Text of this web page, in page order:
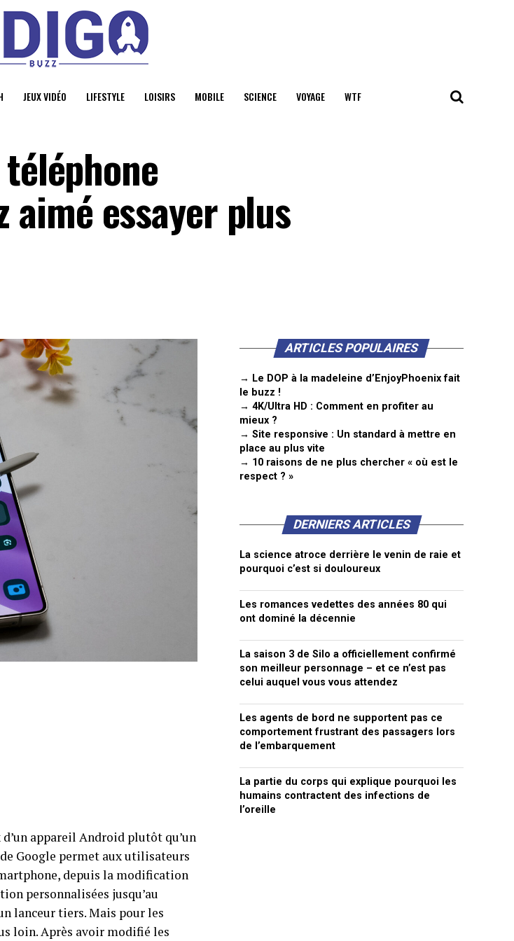
JEUX VIDÉO LIFESTYLE LOISIRS MOBILE SCIENCE VOYAGE WTF
aimé essayer plus
appareil Android plutôt qu’un
Google permet aux utilisateurs
depuis la modification
personnalisées jusqu’au
lanceur tiers. Mais pour les
loin. Après avoir modifié les
ARTICLES POPULAIRES
→ Le DOP à la madeleine d’EnjoyPhoenix fait
le buzz !
→ 4K/Ultra HD : Comment en profiter au
mieux ?
→ Site responsive : Un standard à mettre en
place au plus vite
→ 10 raisons de ne plus chercher « où est le
respect ? »
DERNIERS ARTICLES
La science atroce derrière le venin de raie et
pourquoi c’est si douloureux
Les romances vedettes des années 80 qui
ont dominé la décennie
La saison 3 de Silo a officiellement confirmé
son meilleur personnage – et ce n’est pas
celui auquel vous vous attendez
Les agents de bord ne supportent pas ce
comportement frustrant des passagers lors
de l’embarquement
La partie du corps qui explique pourquoi les
humains contractent des infections de
l’oreille